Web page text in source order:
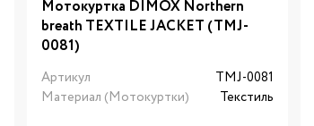
Мотокуртка DIMOX Northern
breath TEXTILE JACKET (TMJ-
0081)
Артикул
TMJ-0081
Материал (Мотокуртки)
Текстиль